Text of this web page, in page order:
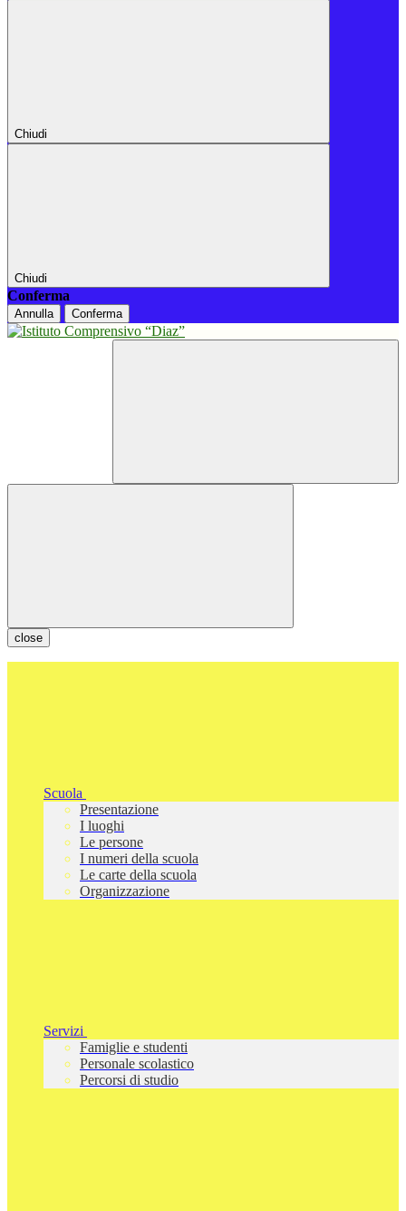
Chiudi
Chiudi
Conferma
Annulla Conferma
close
Scuola
Presentazione
I luoghi
Le persone
I numeri della scuola
Le carte della scuola
Organizzazione
Servizi
Famiglie e studenti
Personale scolastico
Percorsi di studio